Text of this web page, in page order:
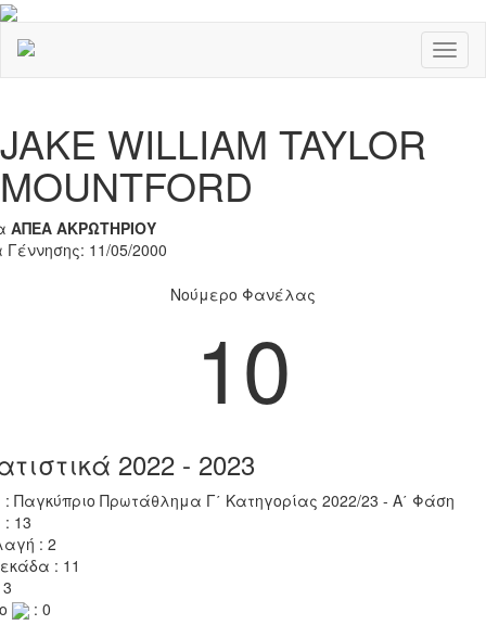
JAKE WILLIAM TAYLOR
MOUNTFORD
ΑΠΕΑ ΑΚΡΩΤΗΡΙΟΥ
Γέννησης: 11/05/2000
Νούμερο Φανέλας
10
2022 - 2023
: Παγκύπριο Πρωτάθλημα Γ΄ Κατηγορίας 2022/23 - Α΄ Φάση
13
: 2
: 11
: 0